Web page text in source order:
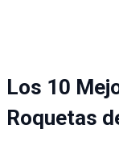
Los 10
Roquetas